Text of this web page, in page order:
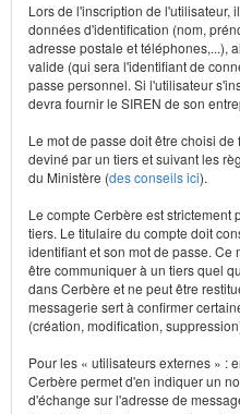
Lors de l'inscription de l'utilisateur,
données d'identification (nom,
adresse postale et téléphones,...),
valide (qui sera l'identifiant de
passe personnel. Si l'utilisateur
devra fournir le SIREN de son
Le mot de passe doit être choisi
deviné par un tiers et suivant les
du Ministère (des conseils ici).
Le compte Cerbère est strictement
tiers. Le titulaire du compte doit
identifiant et son mot de passe.
être communiquer à un tiers quel
dans Cerbère et ne peut être
messagerie sert à confirmer
(création, modification,
Pour les « utilisateurs externes » :
Cerbère permet d'en indiquer un
d'échange sur l'adresse de